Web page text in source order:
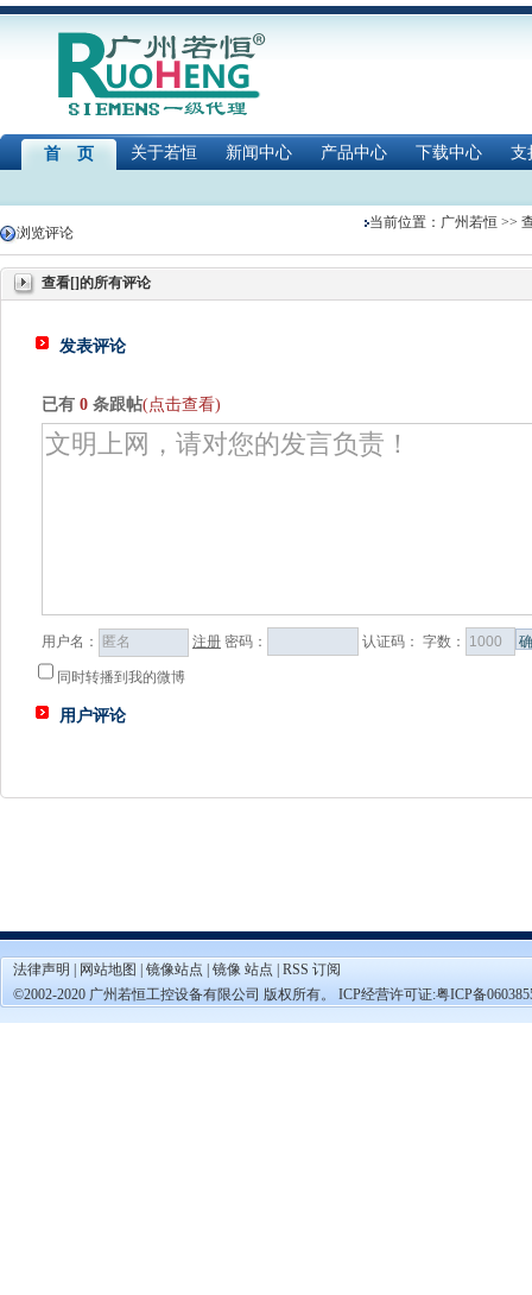
首 页 关于若恒 新闻中心 产品中心 下载中心 支
浏览评论
当前位置： 广州若恒 >>
查看[]的所有评论
发表评论
已有 0 条跟帖(点击查看)
用户名： 注册 密码： 认证码： 字数：
同时转播到我的微博
用户评论
法律声明 网站地图 镜像站点 镜像 站点
RSS 订阅
©2002-2020 广州若恒工控设备有限公司 版权所有。 ICP经营许可证:粤ICP备